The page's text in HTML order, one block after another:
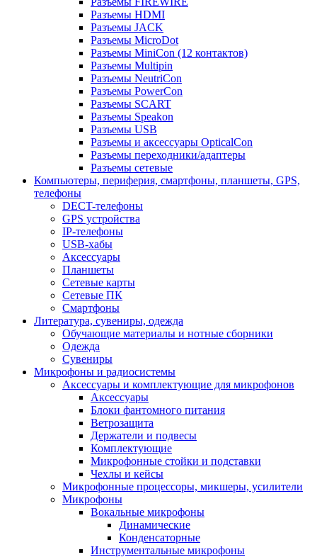
Разъемы HDMI
Разъемы JACK
Разъемы MicroDot
Разъемы MiniCon (12 контактов)
Разъемы Multipin
Разъемы NeutriCon
Разъемы PowerCon
Разъемы SCART
Разъемы Speakon
Разъемы USB
Разъемы и аксессуары OpticalCon
Разъемы переходники/адаптеры
Разъемы сетевые
Компьютеры, периферия, смартфоны, планшеты, GPS,
телефоны
DECT-телефоны
GPS устройства
IP-телефоны
USB-хабы
Аксессуары
Планшеты
Сетевые карты
Сетевые ПК
Смартфоны
Литература, сувениры, одежда
Обучающие материалы и нотные сборники
Одежда
Сувениры
Микрофоны и радиосистемы
Аксессуары и комплектующие для микрофонов
Аксессуары
Блоки фантомного питания
Ветрозащита
Держатели и подвесы
Комплектующие
Микрофонные стойки и подставки
Чехлы и кейсы
Микрофонные процессоры, микшеры, усилители
Микрофоны
Вокальные микрофоны
Динамические
Конденсаторные
Инструментальные микрофоны